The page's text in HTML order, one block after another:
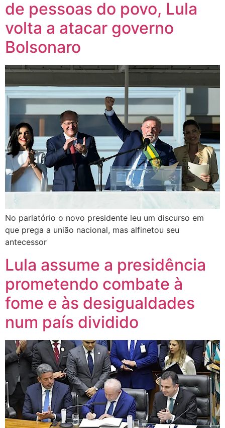
de pessoas do povo, Lula
volta a atacar governo
Bolsonaro
No parlatório o novo presidente leu um discurso em
que prega a união nacional, mas alfinetou seu
antecessor
Lula assume a presidência
prometendo combate à
fome e às desigualdades
num país dividido